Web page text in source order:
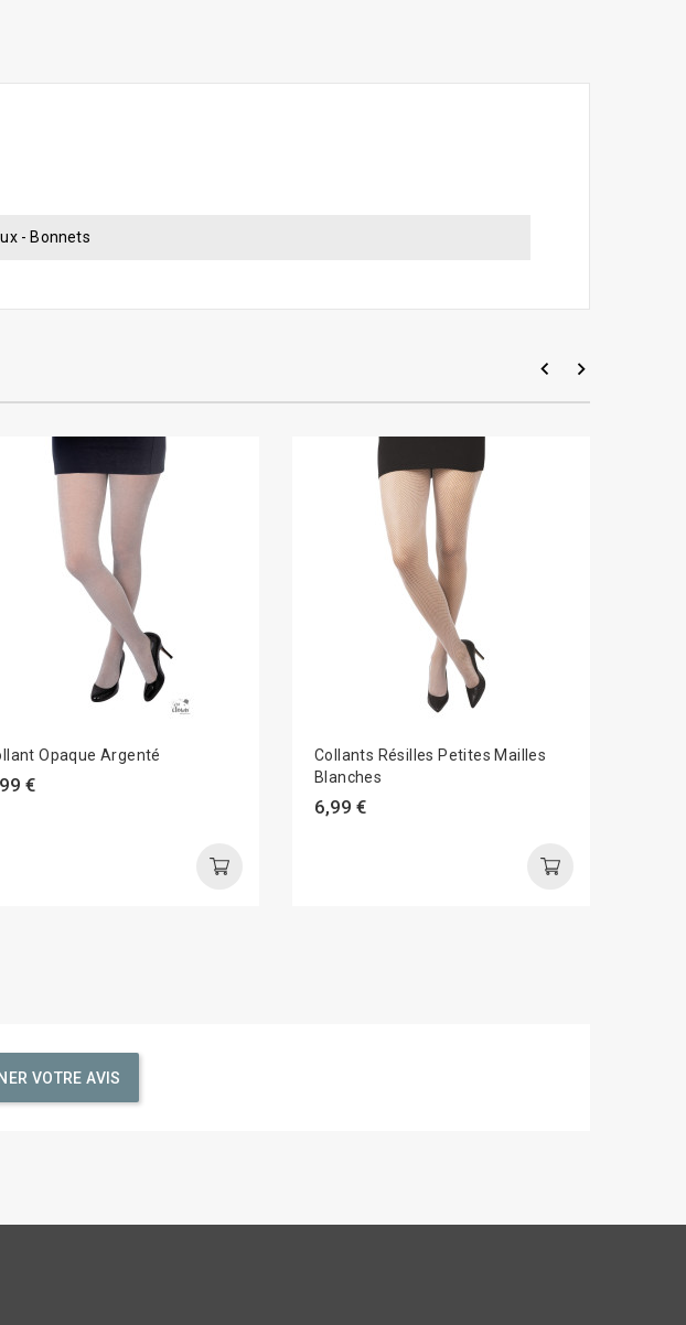
- Bonnets
Opaque Argenté
€
Collants Résilles Petites Mailles
Blanches
6,99 €
VOTRE AVIS